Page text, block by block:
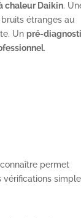
chaleur Daikin.
étranges au
Un pré-
.
permet